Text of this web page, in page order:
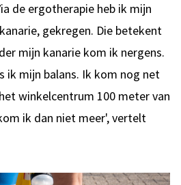
de ergotherapie heb ik mijn
gekregen. Die betekent
mijn kanarie kom ik nergens.
ik mijn balans. Ik kom nog net
winkelcentrum 100 meter van
ik dan niet meer', vertelt